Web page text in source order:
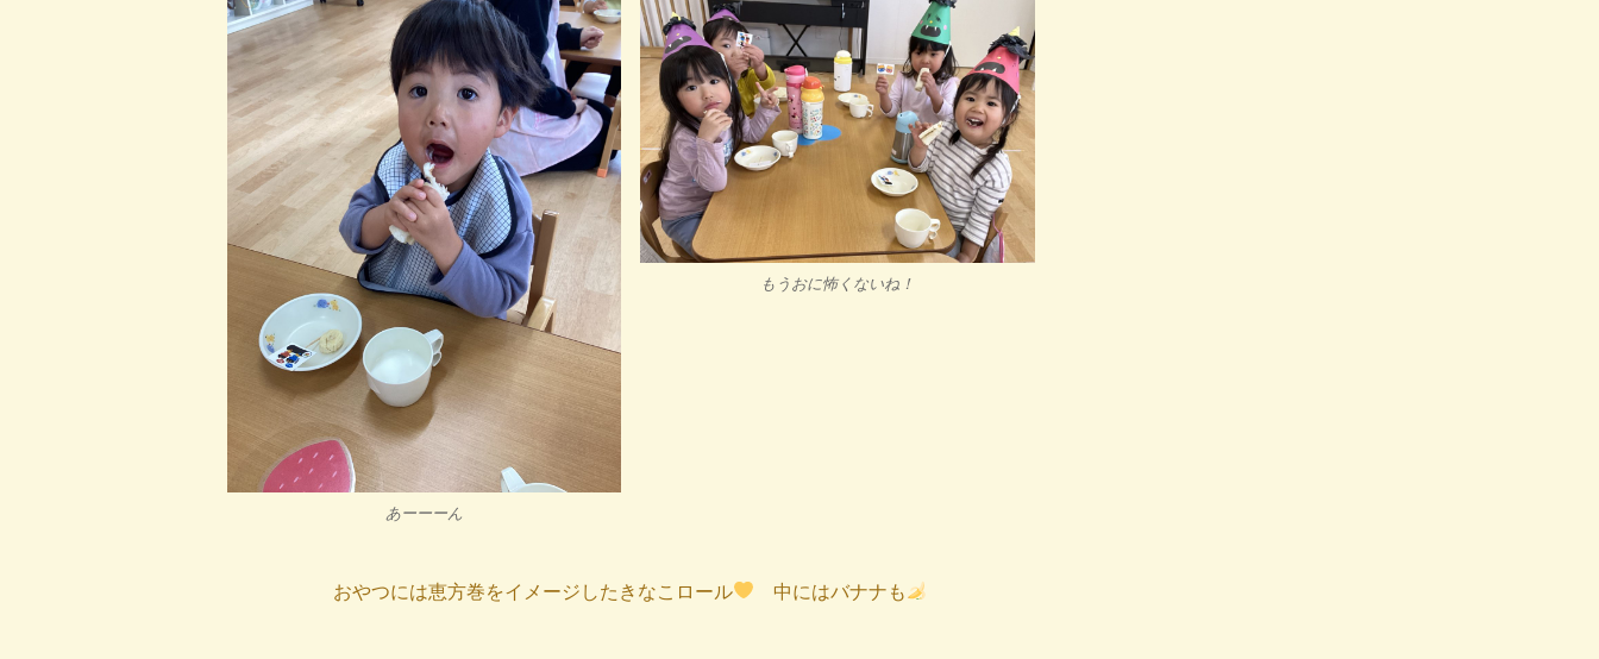
あーーーん
もうおに怖くないね！
おやつには恵方巻をイメージしたきなこロール 中にはバナナも